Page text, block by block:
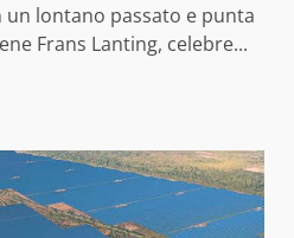
un lontano passato e punta
Frans Lanting, celebre...